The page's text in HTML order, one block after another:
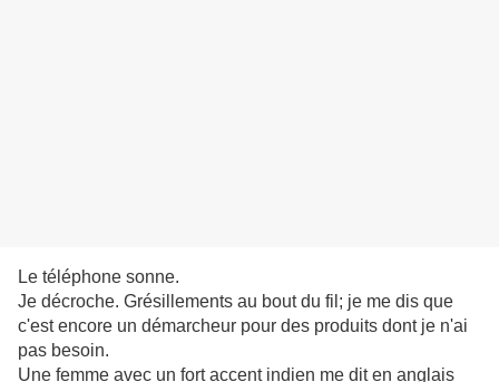
Le téléphone sonne.
Je décroche. Grésillements au bout du fil; je me dis que
c'est encore un démarcheur pour des produits dont je n'ai
pas besoin.
Une femme avec un fort accent indien me dit en anglais